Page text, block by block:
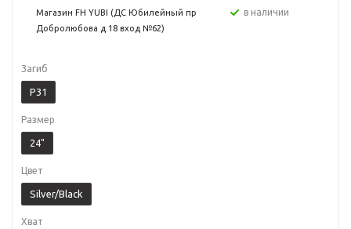
Магазин FH YUBI (ДС Юбилейный пр
Добролюбова д.18 вход №62)
в наличии
Загиб
P31
Размер
24"
Цвет
Silver/Black
Хват